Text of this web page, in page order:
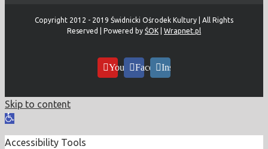
Copyright 2012 - 2019 Świdnicki Ośrodek Kultury | All Rights
Reserved | Powered by ŚOK Wrapnet.pl
YouTubeFacebookInstagram
Skip to content
Open
Accessibility Tools